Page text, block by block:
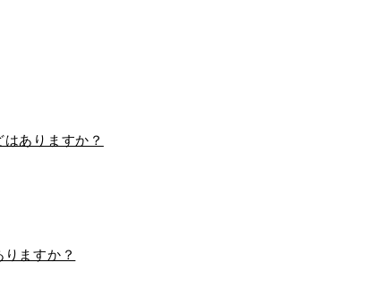
ありますか？
ますか？